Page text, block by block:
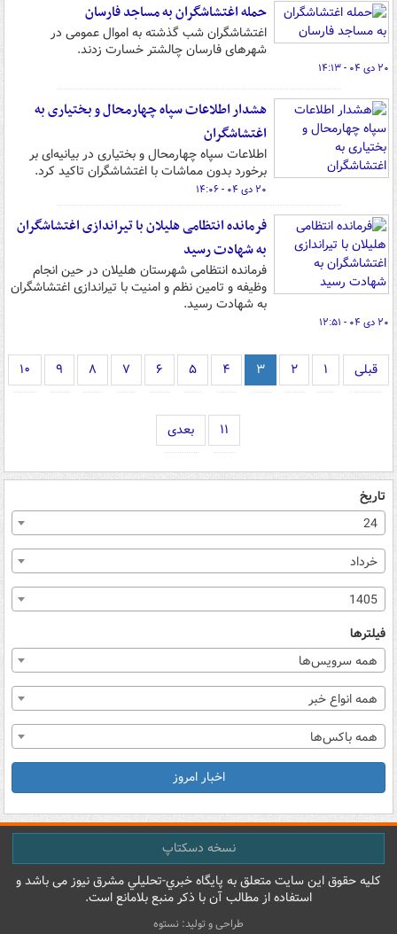
حمله اغتشاشگران ‌به مساجد فارسان
اغتشاشگران شب گذشته به اموال عمومی در
شهرهای فارسان چالشتر خسارت زدند.
۲۰ دی ۰۴ - ۱۴:۱۳
هشدار اطلاعات سپاه چهارمحال و بختیاری به
اغتشاشگران
اطلاعات سپاه چهارمحال و بختیاری در بیانیه‌ای بر
برخورد بدون مماشات با اغتشاشگران تاکید کرد.
۲۰ دی ۰۴ - ۱۴:۰۶
فرمانده انتظامی هلیلان با تیراندازی اغتشاشگران
به شهادت رسید
فرمانده انتظامی شهرستان هلیلان در حین انجام
وظیفه و تامین نظم و امنیت با تیراندازی اغتشاشگران
به شهادت رسید.
۲۰ دی ۰۴ - ۱۲:۵۱
قبلی ۱ ۲ ۳ ۴ ۵ ۶ ۷ ۸ ۹ ۱۰
۱۱ بعدی
تاریخ
24
خرداد
1405
فیلترها
همه سرویس‌ها
همه انواع خبر
همه باکس‌ها
اخبار امروز
نسخه دسکتاپ
کليه حقوق اين سايت متعلق به پایگاه خبري-تحليلي مشرق نيوز می باشد و
استفاده از مطالب آن با ذکر منبع بلامانع است.
طراحی و تولید: نستوه